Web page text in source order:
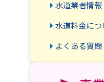
実施について
2026/03/19
ＳＭＳ・オートコール
水道業者情報
水道料金につ
よくある質問